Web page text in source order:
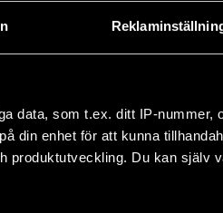
data, som t.ex. ditt IP-nummer,
din enhet för att kunna
produktutveckling. Du kan själv